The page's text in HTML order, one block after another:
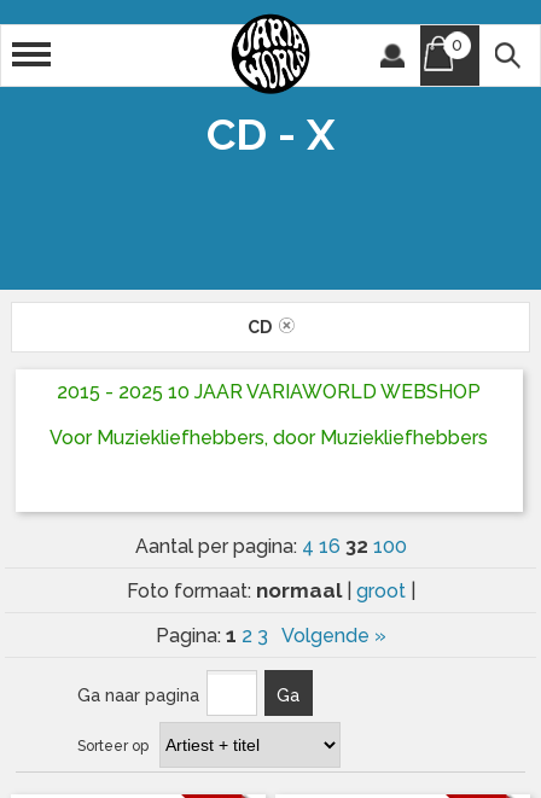
0
CD - X
CD
2015 - 2025 10 JAAR VARIAWORLD WEBSHOP
Voor Muziekliefhebbers, door Muziekliefhebbers
Aantal per pagina: 4 16 32 100
Foto formaat: normaal groot
Pagina: 1 2 3 Volgende »
Ga naar pagina Ga
Sorteer op